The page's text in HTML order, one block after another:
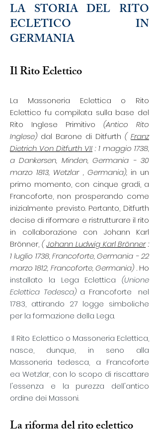
LA STORIA DEL RITO
ECLETICO IN
GERMANIA
Il Rito Eclettico
La Massoneria Eclettica o Rito
Eclettico fu compilata sulla base del
Rito Inglese Primitivo (Antico Rito
Inglese) dal Barone di Ditfurth ( Franz
Dietrich Von Ditfurth VII : 1 maggio 1738,
a Dankersen, Minden, Germania - 30
marzo 1813, Wetzlar , Germania),in un
primo momento, con cinque gradi, a
Francoforte, non prosperando come
inizialmente previsto. Pertanto, Ditfurth
decise di riformare e ristrutturare il rito
in collaborazione con Johann Karl
Brönner, (Johann Ludwig Karl Brönner:
1 luglio 1738, Francoforte, Germania - 22
marzo 1812, Francoforte, Germania) . Ho
installato la Lega Eclettica (Unione
Eclettica Tedesca)a Francoforte
nel
1783, attirando 27 logge simboliche
per la formazione della Lega.
Il Rito Eclettico o Massoneria Eclettica,
nasce, dunque, in seno alla
Massoneria tedesca, a Francoforte
ea Wetzlar, con lo scopo di riscattare
l'essenza e la purezza dell'antico
ordine dei Massoni.
La riforma del rito eclettico